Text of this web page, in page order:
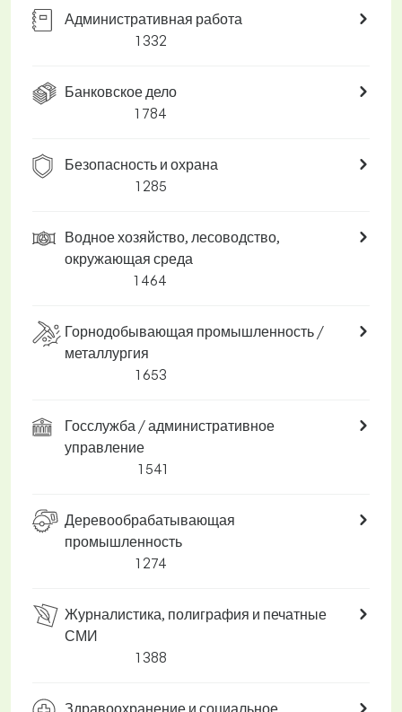
Административная работа
1 332
Банковское дело
1 784
Безопасность и охрана
1 285
Водное хозяйство, лесоводство,
окружающая среда
1 464
Горнодобывающая промышленность /
металлургия
1 653
Госслужба / административное
управление
1 541
Деревообрабатывающая
промышленность
1 274
Журналистика, полиграфия и печатные
СМИ
1 388
Здравоохранение и социальное